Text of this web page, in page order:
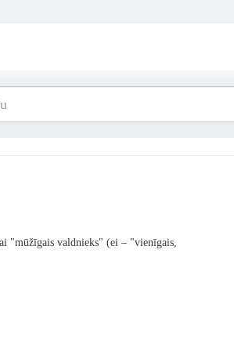
"mūžīgais valdnieks" (ei – "vienīgais,